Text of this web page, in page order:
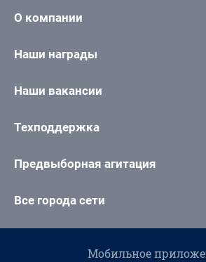
О компании
Наши награды
Наши вакансии
Техподдержка
Предвыборная агитация
Все города сети
Мобильное